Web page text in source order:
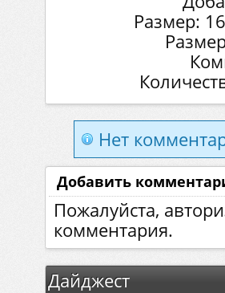
Размер:
Нет
Добавить
Пожалуйста,
комментария.
Дайджест